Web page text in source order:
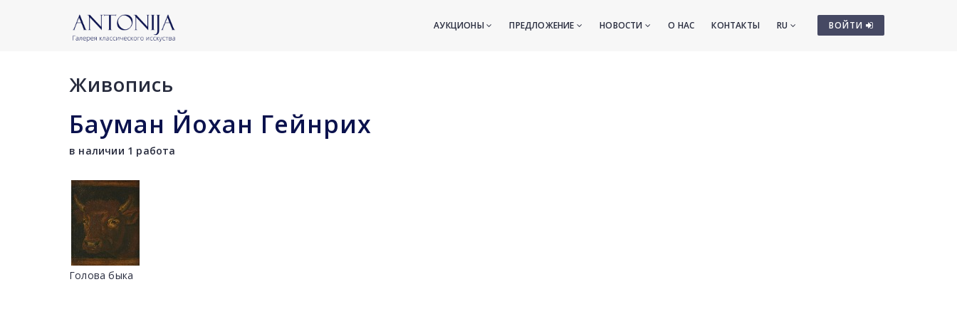
ВОЙТИ
АУКЦИОНЫ ПРЕДЛОЖЕНИЕ НОВОСТИ О НАС КОНТАКТЫ RU
Живопись
Бауман Йохан Гейнрих
в наличии 1 работа
Голова быка